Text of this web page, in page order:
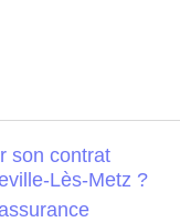
son contrat
Lès-Metz ?